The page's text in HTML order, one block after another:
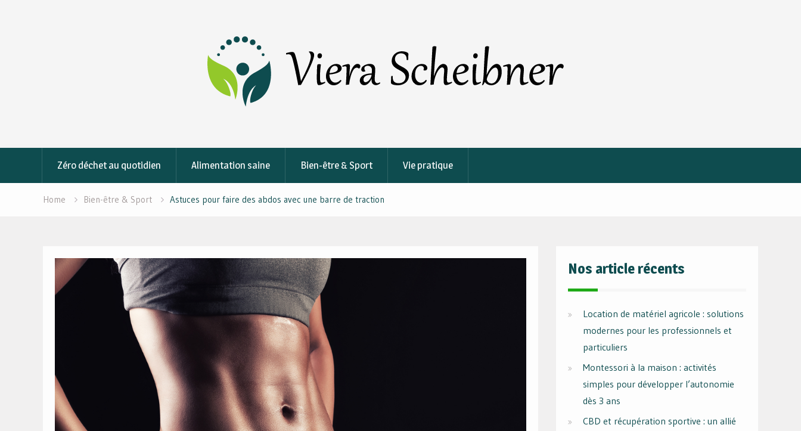
Zéro déchet au quotidien Alimentation saine Bien-être & Sport Vie pratique
Home Bien-être & Sport Astuces pour faire des abdos avec une barre de traction
Nos article récents
Location de matériel agricole : solutions
modernes pour les professionnels et
particuliers
Montessori à la maison : activités
simples pour développer l’autonomie
dès 3 ans
CBD et récupération sportive : un allié